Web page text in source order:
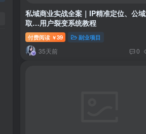
私域商业实战全案｜IP精准定位、公
取…用户裂变系统教程
付费阅读 ￥39 副业项目
35天前 0